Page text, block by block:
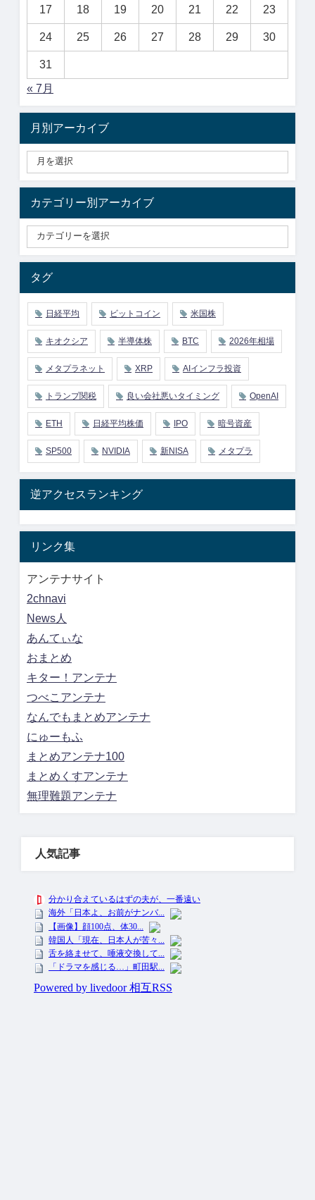
17 18 19 20 21 22 23
24 25 26 27 28 29 30
31
« 7月
月別アーカイブ
カテゴリー別アーカイブ
タグ
日経平均 ビットコイン 米国株
キオクシア 半導体株 BTC 2026年相場
メタプラネット XRP AIインフラ投資
トランプ関税 良い会社悪いタイミング OpenAI
ETH 日経平均株価 IPO 暗号資産
SP500 NVIDIA 新NISA メタプラ
逆アクセスランキング
リンク集
アンテナサイト
2chnavi
News人
あんてぃな
おまとめ
キター！アンテナ
つべこアンテナ
なんでもまとめアンテナ
にゅーもふ
まとめアンテナ100
まとめくすアンテナ
無理難題アンテナ
人気記事